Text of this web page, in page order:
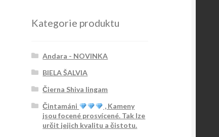
Kategorie produktu
Andara - NOVINKA
BIELA ŠALVIA
Čierna Shiva lingam
Čintamáni
, Kameny
jsou focené prosvícené. Tak lze
určit jejich kvalitu a čistotu.